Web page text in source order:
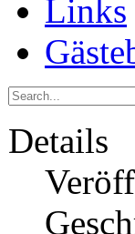
Links
Details